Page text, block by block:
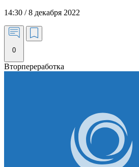
14:30 / 8 декабря 2022
0